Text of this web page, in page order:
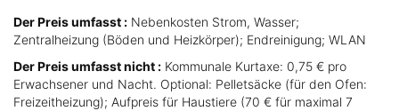
Der Preis umfasst : Nebenkosten Strom, Wasser;
Zentralheizung (Böden und Heizkörper); Endreinigung; WLAN
Der Preis umfasst nicht : Kommunale Kurtaxe: 0,75 € pro
Erwachsener und Nacht. Optional: Pelletsäcke (für den Ofen:
Freizeitheizung); Aufpreis für Haustiere (70 € für maximal 7